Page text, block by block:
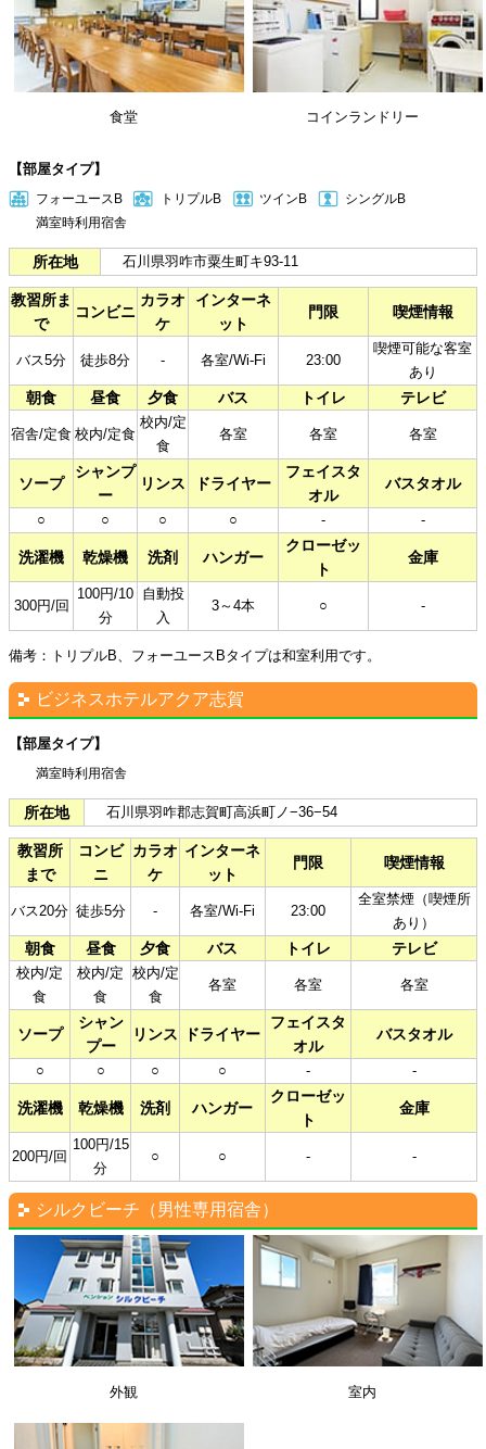
食堂 コインランドリー
【部屋タイプ】
フォーユースB
トリプルB ツインB
シングルB
満室時利用宿舎​
所在地 石川県羽咋市粟生町キ93-11
教習所ま
で
コンビニ
カラオ
ケ
インターネ
ット
門限 喫煙情報
バス5分 徒歩8分 - 各室/Wi-Fi 23:00
喫煙可能な客室
あり
朝食 昼食 夕食 バス トイレ テレビ
宿舎/定食 校内/定食
校内/定
食
各室 各室 各室
ソープ
シャンプ
ー
リンス ドライヤー
フェイスタ
オル
バスタオル
○ ○ ○ ○ - -
洗濯機 乾燥機 洗剤 ハンガー
クローゼッ
ト
金庫
300円/回
100円/10
分
自動投
入
3～4本 ○ -
備考：トリプルB、フォーユースBタイプは和室利用です。
ビジネスホテルアクア志賀
【部屋タイプ】
満室時利用宿舎​
所在地 石川県羽咋郡志賀町高浜町ノ−36−54
教習所
まで
コンビ
ニ
カラオ
ケ
インターネ
ット
門限 喫煙情報
バス20分 徒歩5分 - 各室/Wi-Fi 23:00
全室禁煙（喫煙所
あり）
朝食 昼食 夕食 バス トイレ テレビ
校内/定
食
校内/定
食
校内/定
食
各室 各室 各室
ソープ
シャン
プー
リンス ドライヤー
フェイスタ
オル
バスタオル
○ ○ ○ ○ - -
洗濯機 乾燥機 洗剤 ハンガー
クローゼッ
ト
金庫
200円/回
100円/15
分
○ ○ - -
シルクビーチ（男性専用宿舎）
外観 室内